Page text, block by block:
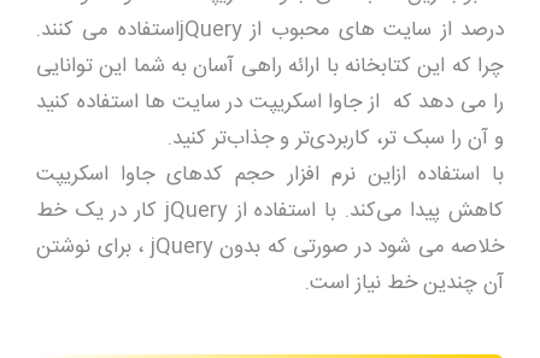
درصد از سایت های محبوب از jQueryاستفاده می کنند.
چرا که این کتابخانه با ارائه راهی آسان به شما این توانایی
را می دهد که از جاوا اسکریپت در سایت ها استفاده کنید
و آن‌ را سبک تر، کاربردی‌تر و جذاب‌تر کنید.
با استفاده ازاین نرم افزار حجم کدهای جاوا اسکریپت
کاهش پیدا می‌کند. با استفاده از jQuery کار در یک خط
خلاصه می شود در صورتی که بدون jQuery ، برای نوشتن
آن چندین خط نیاز است.